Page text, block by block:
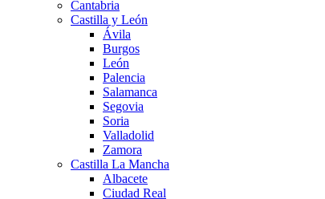
Cantabria
Castilla y León
Ávila
Burgos
León
Palencia
Salamanca
Segovia
Soria
Valladolid
Zamora
Castilla La Mancha
Albacete
Ciudad Real